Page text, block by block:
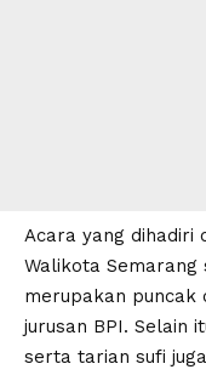
Acara yang dihadiri
Walikota
merupakan puncak
jurusan BPI. Selain
serta tarian sufi